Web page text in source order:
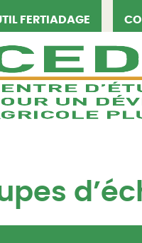
FERTIADAGE